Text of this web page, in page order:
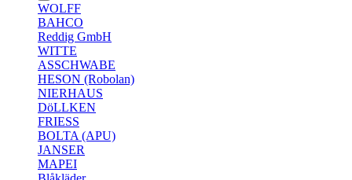
WOLFF
BAHCO
Reddig GmbH
WITTE
ASSCHWABE
HESON (Robolan)
NIERHAUS
DöLLKEN
FRIESS
BOLTA (APU)
JANSER
MAPEI